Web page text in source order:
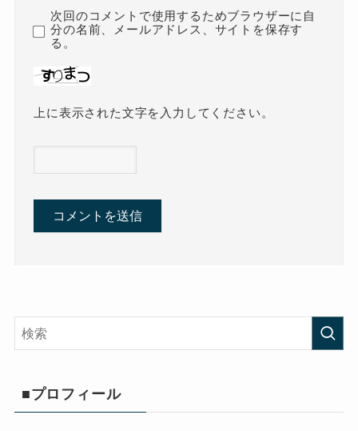
次回のコメントで使用するためブラウザーに自
分の名前、メールアドレス、サイトを保存す
る。
上に表示された文字を入力してください。
■プロフィール